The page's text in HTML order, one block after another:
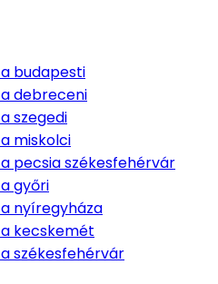
a budapesti
a debreceni
a szegedi
a miskolci
a pecsia székesfehérvár
a győri
a nyíregyháza
a kecskemét
a székesfehérvár